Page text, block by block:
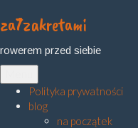
Skip
content
za7zakretami
rowerem przed siebie
Polityka prywatności
blog
na początek